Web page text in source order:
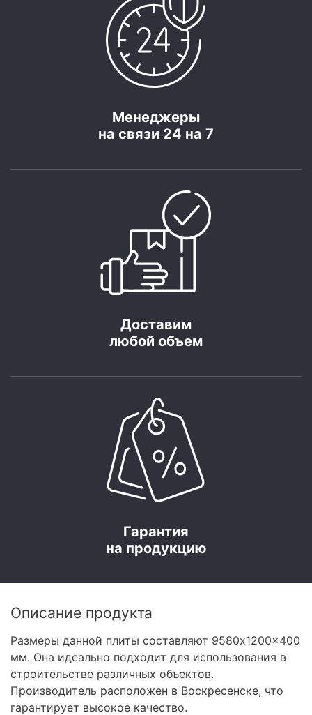
Менеджеры
на связи 24 на 7
Доставим
любой объем
Гарантия
на продукцию
Описание продукта
Размеры данной плиты составляют 9580x1200x400
мм. Она идеально подходит для использования в
строительстве различных объектов.
Производитель расположен в Воскресенске, что
гарантирует высокое качество.